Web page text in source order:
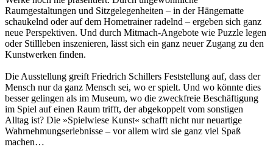
Raumgestaltungen und Sitzgelegenheiten – in der Hängematte
schaukelnd oder auf dem Hometrainer radelnd – ergeben sich ganz
neue Perspektiven. Und durch Mitmach-Angebote wie Puzzle legen
oder Stillleben inszenieren, lässt sich ein ganz neuer Zugang zu den
Kunstwerken finden.
Die Ausstellung greift Friedrich Schillers Feststellung auf, dass der
Mensch nur da ganz Mensch sei, wo er spielt. Und wo könnte dies
besser gelingen als im Museum, wo die zweckfreie Beschäftigung
im Spiel auf einen Raum trifft, der abgekoppelt vom sonstigen
Alltag ist? Die »Spielwiese Kunst« schafft nicht nur neuartige
Wahrnehmungserlebnisse – vor allem wird sie ganz viel Spaß
machen…